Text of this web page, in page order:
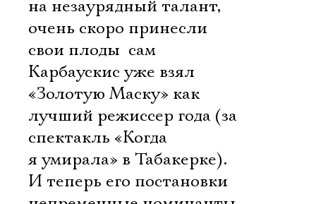
на незаурядный талант,
очень скоро принесли
свои плоды  сам
Карбаускис уже взял
«Золотую Маску» как
лучший режиссер года (за
спектакль «Когда
я умирала» в Табакерке).
И теперь его постановки 